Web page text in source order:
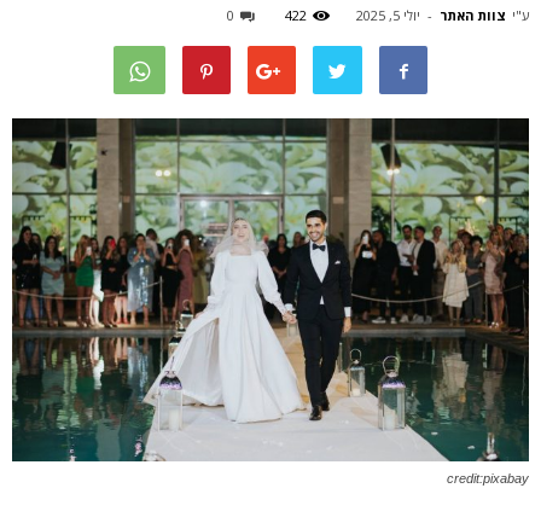
ע"י צוות האתר - יולי 5, 2025 422
0
credit:pixabay